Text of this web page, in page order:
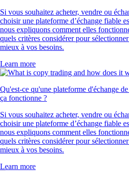
Si vous souhaitez acheter, vendre ou
choisir une plateforme d’échange fiable
nous expliquons comment elles
quels critères considérer pour
mieux à vos besoins.
Learn more
Qu'est-ce qu'une plateforme d'échange
ça fonctionne ?
Si vous souhaitez acheter, vendre ou
choisir une plateforme d’échange fiable
nous expliquons comment elles
quels critères considérer pour
mieux à vos besoins.
Learn more